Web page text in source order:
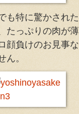
も特に驚かされ
たっぷりの肉が
顔負けのお見事
ん。